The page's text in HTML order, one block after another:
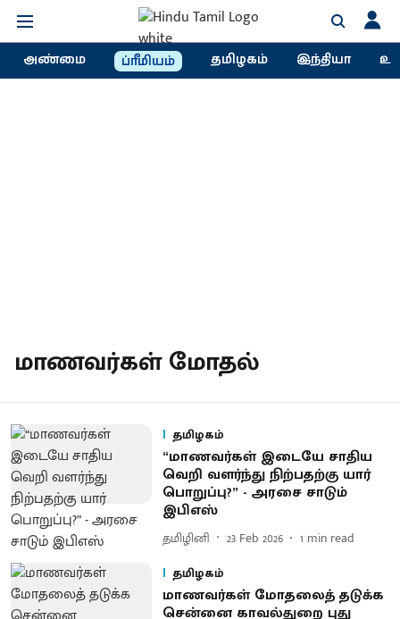
அண்மை ப்ரீமியம் தமிழகம் இந்தியா
மாணவர்கள் மோதல்
தமிழகம்
“மாணவர்கள் இடையே சாதிய
வெறி வளர்ந்து நிற்பதற்கு யார்
பொறுப்பு?” - அரசை சாடும்
இபிஎஸ்
தமிழினி 23 Feb 2026 1 min read
தமிழகம்
மாணவர்கள் மோதலைத் தடுக்க
சென்னை காவல்துறை புது